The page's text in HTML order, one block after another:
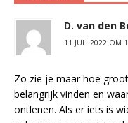
D. van den
11 JULI 2022 OM
Zo zie je maar hoe
belangrijk vinden en
ontlenen. Als er iets is